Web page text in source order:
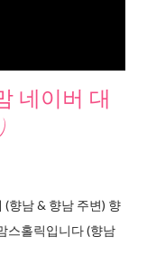
네이버 대
남 & 향남 주변) 향
스홀릭입니다 (향남